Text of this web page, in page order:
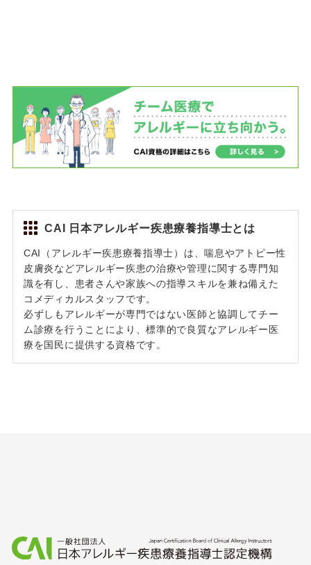
CAI 日本アレルギー疾患療養指導士とは
CAI（アレルギー疾患療養指導士）は、喘息やアトピー性
皮膚炎などアレルギー疾患の治療や管理に関する専門知
識を有し、患者さんや家族への指導スキルを兼ね備えた
コメディカルスタッフです。
必ずしもアレルギーが専門ではない医師と協調してチー
ム診療を行うことにより、標準的で良質なアレルギー医
療を国民に提供する資格です。